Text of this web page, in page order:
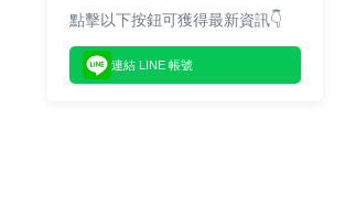
點擊以下按鈕可獲得最新資訊👇
連結 LINE 帳號